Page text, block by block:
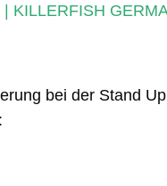
| KILLERFISH
bei der Stand